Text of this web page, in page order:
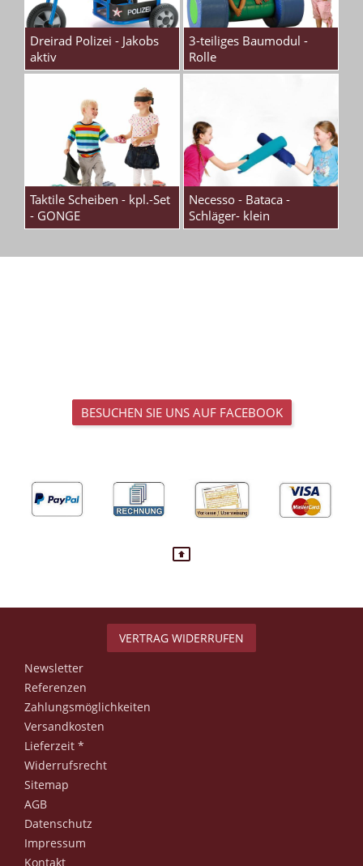
Dreirad Polizei - Jakobs
aktiv
3-teiliges Baumodul -
Rolle
Taktile Scheiben - kpl.-Set
- GONGE
Necesso - Bataca -
Schläger- klein
BESUCHEN SIE UNS AUF FACEBOOK
VERTRAG WIDERRUFEN
Newsletter
Referenzen
Zahlungsmöglichkeiten
Versandkosten
Lieferzeit *
Widerrufsrecht
Sitemap
AGB
Datenschutz
Impressum
Kontakt